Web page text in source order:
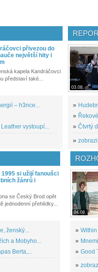
přivezou do
největší hity i
kapela Kandráčovci
představí také...
– h3nce...
vystoupí...
03.08.
»
»
» Čtvrtý
»
si užijí fanoušci
žánrů i
se Český Brod opět
jednodenní přehlídky...
ženský...
a Mobyho...
Berta,...
04.08.
»
»
» Good
»